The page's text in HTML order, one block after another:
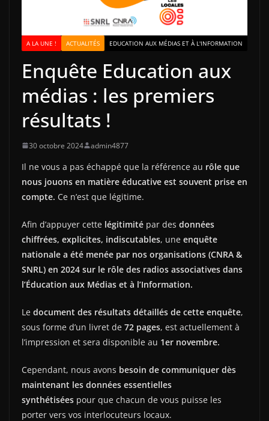
A LA UNE ! ACTUALITÉS EDUCATION AUX MÉDIAS ET À L'INFORMATION
Enquête Education aux
médias : les premiers
résultats !
30 octobre 2024 admin4877
Il ne vous a pas échappé que la référence au rôle que
nous jouons en matière éducative est souvent prise en
compte. Ce n’est que légitime.
Afin d’appuyer cette légitimité par des données
chiffrées, explicites, indiscutables, une enquête
nationale a été menée par nos organisations (CNRA &
SNRL) en 2024 sur le rôle des radios associatives dans
l’Éducation aux Médias et à l’Information.
Le document des résultats détaillés de cette enquête,
sous forme d’un livret de 72 pages, est actuellement à
l’impression et sera disponible au 1er novembre.
Cependant, nous avons besoin de communiquer dès
maintenant les données essentielles
synthétisées pour que chacun de vous puisse les
porter vers vos interlocuteurs locaux.